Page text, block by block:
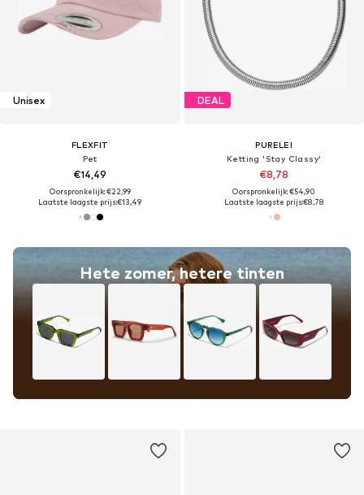
Unisex
FLEXFIT
Pet
€14,49
Oorspronkelijk: €22,99
Laatste laagste prijs:€13,49
DEAL
PURELEI
Ketting 'Stay Classy'
€8,78
Oorspronkelijk: €54,90
Laatste laagste prijs:€8,78
Hete zomer, hetere tinten